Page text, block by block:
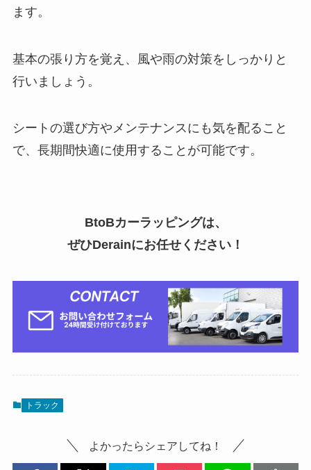
ます。
基本の張り方を覚え、風や雨の対策をしっかりと
行いましょう。
シートの選び方やメンテナンスにも気を配ること
で、長期間快適に使用することが可能です。
BtoBカーラッピングは、
ぜひDerainにお任せください！
トラック
よかったらシェアしてね！